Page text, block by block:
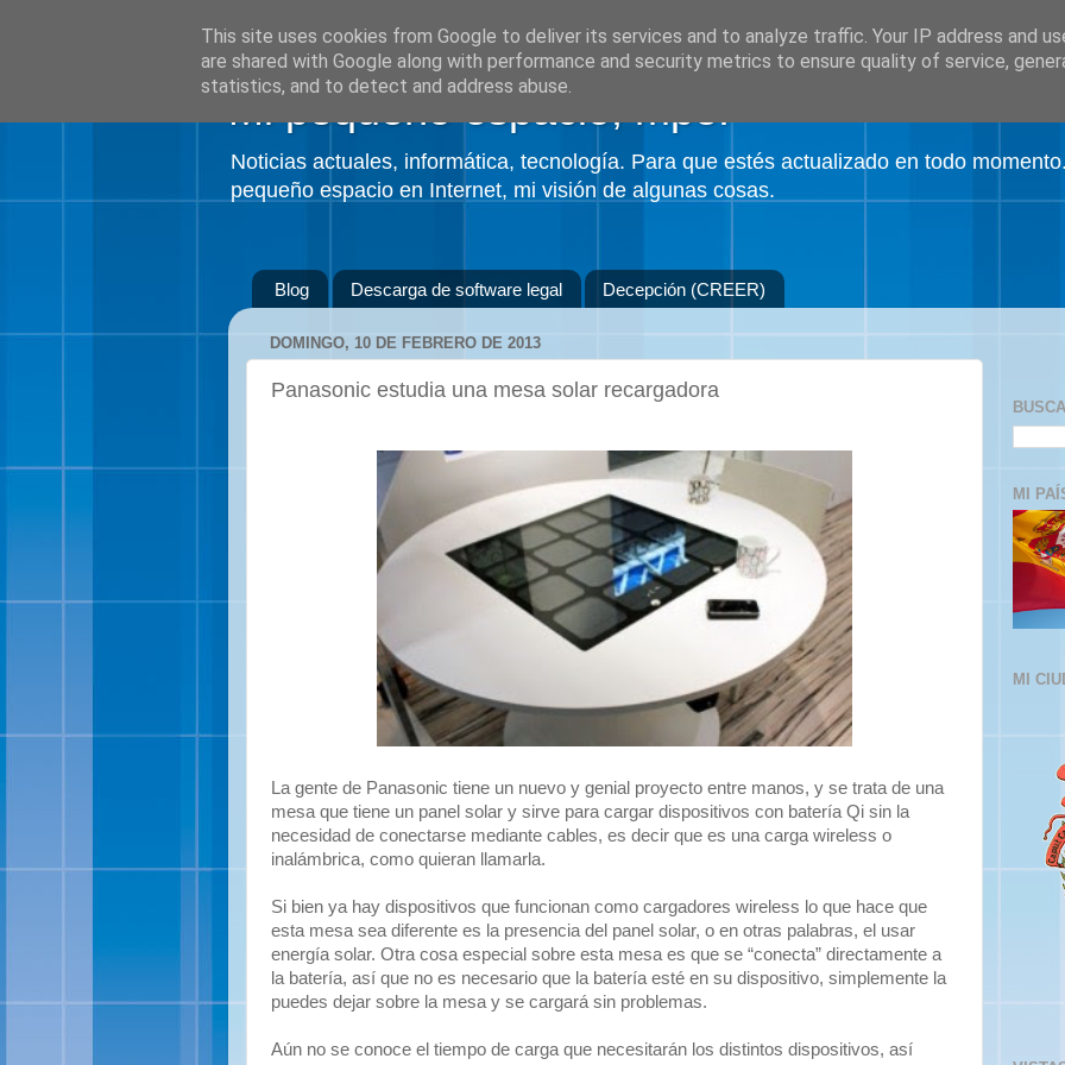
Mi pequeño espacio, mpe.
Noticias actuales, informática, tecnología. Para que estés actualizado en todo
pequeño espacio en Internet, mi visión de algunas cosas.
Blog Descarga de software legal Decepción (CREER)
DOMINGO, 10 DE FEBRERO DE 2013
Panasonic estudia una mesa solar recargadora
La gente de Panasonic tiene un nuevo y genial proyecto entre manos, y se trata de una
mesa que tiene un panel solar y sirve para cargar dispositivos con batería Qi sin la
necesidad de conectarse mediante cables, es decir que es una carga wireless o
inalámbrica, como quieran llamarla.
Si bien ya hay dispositivos que funcionan como cargadores wireless lo que hace que
esta mesa sea diferente es la presencia del panel solar, o en otras palabras, el usar
energía solar. Otra cosa especial sobre esta mesa es que se “conecta” directamente a
la batería, así que no es necesario que la batería esté en su dispositivo, simplemente la
puedes dejar sobre la mesa y se cargará sin problemas.
Aún no se conoce el tiempo de carga que necesitarán los distintos dispositivos, así
MI
MI
This site uses cookies from Google to deliver its services and to analyze traffic. Your IP address and
are shared with Google along with performance and security metrics to ensure quality of service,
statistics, and to detect and address abuse.